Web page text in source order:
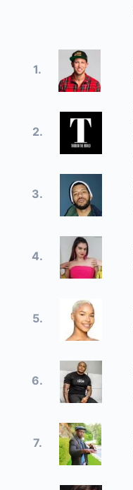
1.
2.
3.
4.
5.
6.
7.